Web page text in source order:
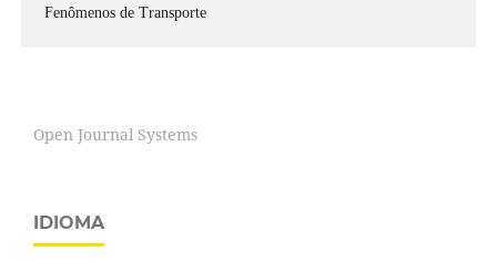
Fenômenos de Transporte
Open Journal Systems
IDIOMA